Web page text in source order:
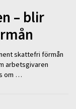
– blir
skattefri förmån
arbetsgivaren
om …